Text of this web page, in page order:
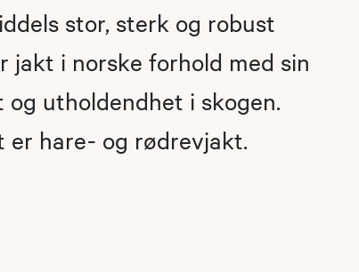
stor, sterk og robust
jakt i norske forhold med sin
utholdendhet i skogen.
er hare- og rødrevjakt.